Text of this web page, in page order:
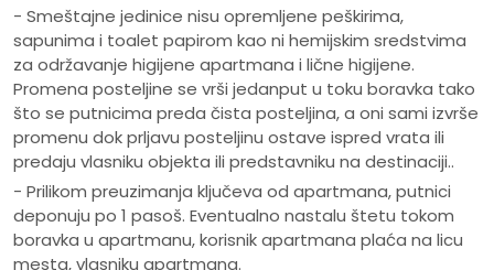
- Smeštajne jedinice nisu opremljene peškirima,
sapunima i toalet papirom kao ni hemijskim sredstvima
za održavanje higijene apartmana i lične higijene.
Promena posteljine se vrši jedanput u toku boravka tako
što se putnicima preda čista posteljina, a oni sami izvrše
promenu dok prljavu posteljinu ostave ispred vrata ili
predaju vlasniku objekta ili predstavniku na destinaciji..
- Prilikom preuzimanja ključeva od apartmana, putnici
deponuju po 1 pasoš. Eventualno nastalu štetu tokom
boravka u apartmanu, korisnik apartmana plaća na licu
mesta, vlasniku apartmana.